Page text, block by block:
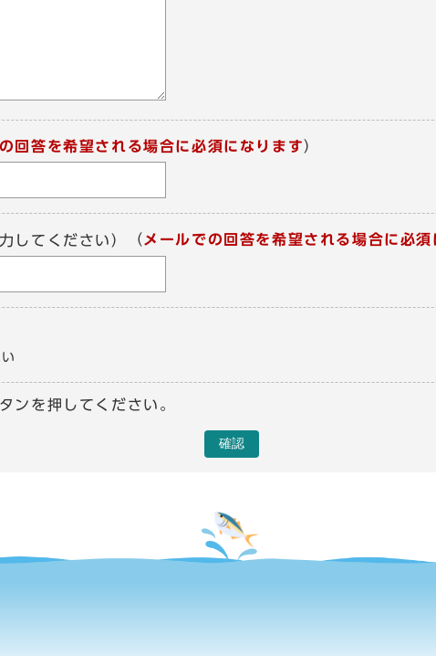
回答を希望される場合に必須になります）
してください） （メールでの回答を希望される場合に必須
ンを押してください。
確認